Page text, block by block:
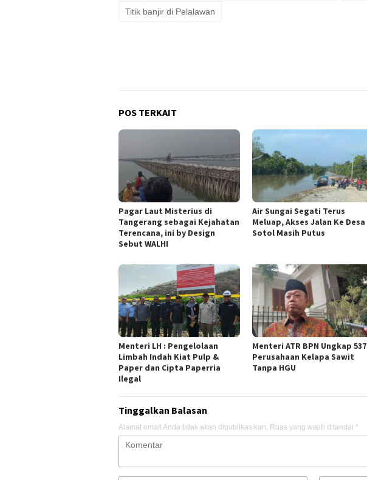
Titik banjir di Pelalawan
POS TERKAIT
Pagar Laut Misterius di
Tangerang sebagai Kejahatan
Terencana, ini by Design
Sebut WALHI
Air Sungai Segati Terus
Meluap, Akses Jalan Ke Desa
Sotol Masih Putus
Menteri LH : Pengelolaan
Limbah Indah Kiat Pulp &
Paper dan Cipta Paperria
Ilegal
Menteri ATR BPN Ungkap 537
Perusahaan Kelapa Sawit
Tanpa HGU
Tinggalkan Balasan
Alamat email Anda tidak akan dipublikasikan. Ruas yang wajib ditandai *